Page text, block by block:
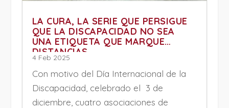
LA CURA, LA SERIE QUE PERSIGUE
QUE LA DISCAPACIDAD NO SEA
UNA ETIQUETA QUE MARQUE
DISTANCIAS
4 Feb 2025
Con motivo del Día Internacional de la
Discapacidad, celebrado el 3 de
diciembre, cuatro asociaciones de